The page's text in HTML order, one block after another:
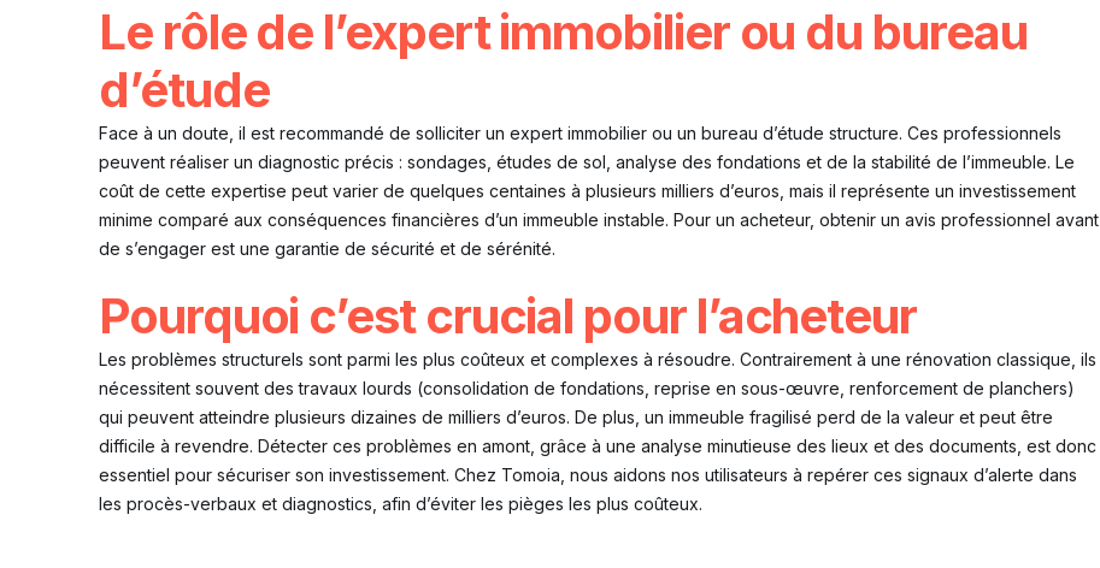
Le rôle de l’expert immobilier ou du bureau
d’étude
Face à un doute, il est recommandé de solliciter un expert immobilier ou un bureau d’étude structure. Ces professionnels
peuvent réaliser un diagnostic précis : sondages, études de sol, analyse des fondations et de la stabilité de l’immeuble. Le
coût de cette expertise peut varier de quelques centaines à plusieurs milliers d’euros, mais il représente un investissement
minime comparé aux conséquences financières d’un immeuble instable. Pour un acheteur, obtenir un avis professionnel avant
de s’engager est une garantie de sécurité et de sérénité.
Pourquoi c’est crucial pour l’acheteur
Les problèmes structurels sont parmi les plus coûteux et complexes à résoudre. Contrairement à une rénovation classique, ils
nécessitent souvent des travaux lourds (consolidation de fondations, reprise en sous-œuvre, renforcement de planchers)
qui peuvent atteindre plusieurs dizaines de milliers d’euros. De plus, un immeuble fragilisé perd de la valeur et peut être
difficile à revendre. Détecter ces problèmes en amont, grâce à une analyse minutieuse des lieux et des documents, est donc
essentiel pour sécuriser son investissement. Chez Tomoia, nous aidons nos utilisateurs à repérer ces signaux d’alerte dans
les procès-verbaux et diagnostics, afin d’éviter les pièges les plus coûteux.